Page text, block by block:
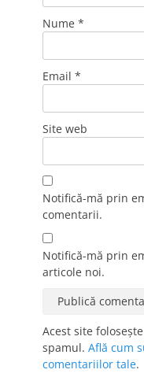
Nume *
Email *
Site web
Notifică-mă prin
comentarii.
Notifică-mă prin
articole noi.
Acest site
spamul. Află cum
comentariilor tale.